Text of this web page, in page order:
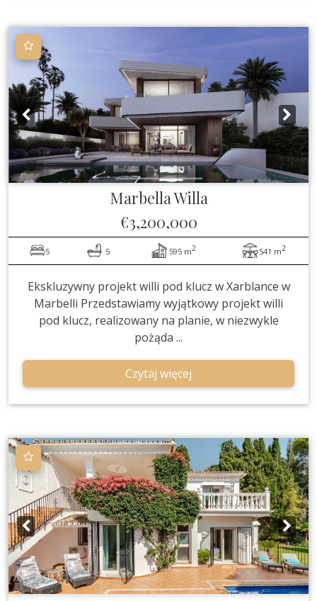
MarbellaWilla
€3,200,000
5 5 595 m2 541 m2
Ekskluzywny projekt willi pod klucz w Xarblance w
Marbelli Przedstawiamy wyjątkowy projekt willi
pod klucz, realizowany na planie, w niezwykle
pożąda ...
Czytaj więcej